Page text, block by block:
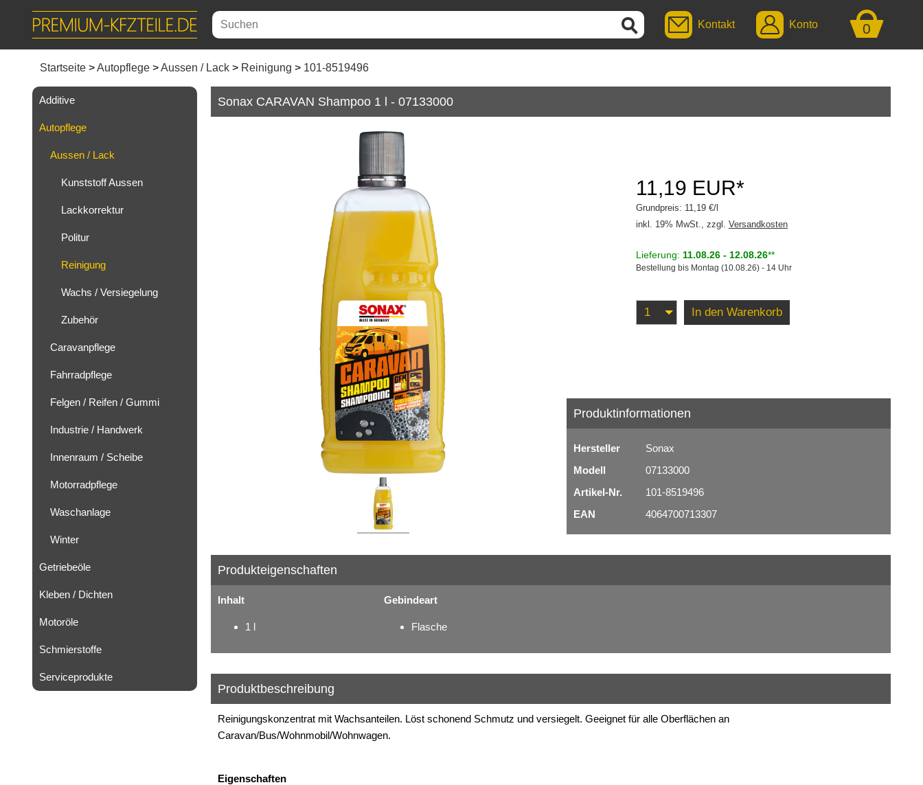
0
Kontakt Konto
Startseite Autopflege Aussen / Lack Reinigung 101-8519496
Additive
Autopflege
Aussen / Lack
Kunststoff Aussen
Lackkorrektur
Politur
Reinigung
Wachs / Versiegelung
Zubehör
Caravanpflege
Fahrradpflege
Felgen / Reifen / Gummi
Industrie / Handwerk
Innenraum / Scheibe
Motorradpflege
Waschanlage
Winter
Getriebeöle
Kleben / Dichten
Motoröle
Schmierstoffe
Serviceprodukte
Sonax CARAVAN Shampoo 1 l - 07133000
11,19 EUR*
Grundpreis: 11,19 €/l
inkl. 19% MwSt., zzgl. Versandkosten
Lieferung: 11.08.26 - 12.08.26**
Bestellung bis Montag (10.08.26) - 14 Uhr
In den Warenkorb
Produktinformationen
Hersteller
Sonax
Modell
07133000
Artikel-Nr.
101-8519496
EAN
4064700713307
Produkteigenschaften
Inhalt
1 l
Gebindeart
Flasche
Produktbeschreibung
Reinigungskonzentrat mit Wachsanteilen. Löst schonend Schmutz und versiegelt. Geeignet für alle Oberflächen an
Caravan/Bus/Wohnmobil/Wohnwagen.
Eigenschaften